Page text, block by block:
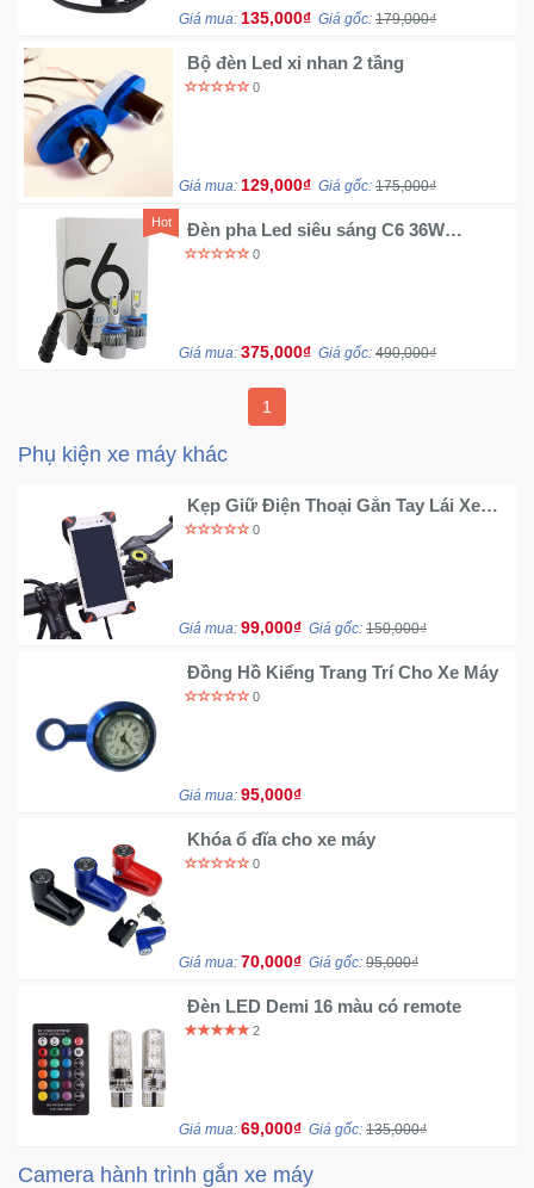
Thiết
âm
thanh
Phụ
Trí
Gia
Dụng
Máy
bay
Trẻ
Em
Phụ
Kiện
Cửa
Giá mua: 135,000₫ Giá gốc: 179,000₫
Bộ đèn Led xi nhan 2 tầng
0
Giá mua: 129,000₫ Giá gốc: 175,000₫
Hot
Đèn pha Led siêu sáng C6 36W
3800LM0
Giá mua: 375,000₫ Giá gốc: 490,000₫
1
Phụ kiện xe máy khác
Kẹp Giữ Điện Thoại Gắn Tay Lái Xe
Đạp Và Mô Tô
0
Giá mua: 99,000₫ Giá gốc: 150,000₫
Đồng Hồ Kiểng Trang Trí Cho Xe Máy
0
Giá mua: 95,000₫
Khóa ổ đĩa cho xe máy
0
Giá mua: 70,000₫ Giá gốc: 95,000₫
Đèn LED Demi 16 màu có remote
2
Giá mua: 69,000₫ Giá gốc: 135,000₫
Camera hành trình gắn xe máy